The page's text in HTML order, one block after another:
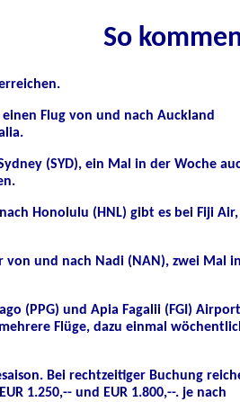
So
Flug von und nach Auckland
(SYD), ein Mal in der Woche
Honolulu (HNL) gibt es bei Fiji
und nach Nadi (NAN), zwei Mal in
( PPG) und Apia Fagalii (FGI) Airport
Flüge, dazu einmal
Bei rechtzeitiger Buchung
1.250,-- und EUR 1.800,--. je nach